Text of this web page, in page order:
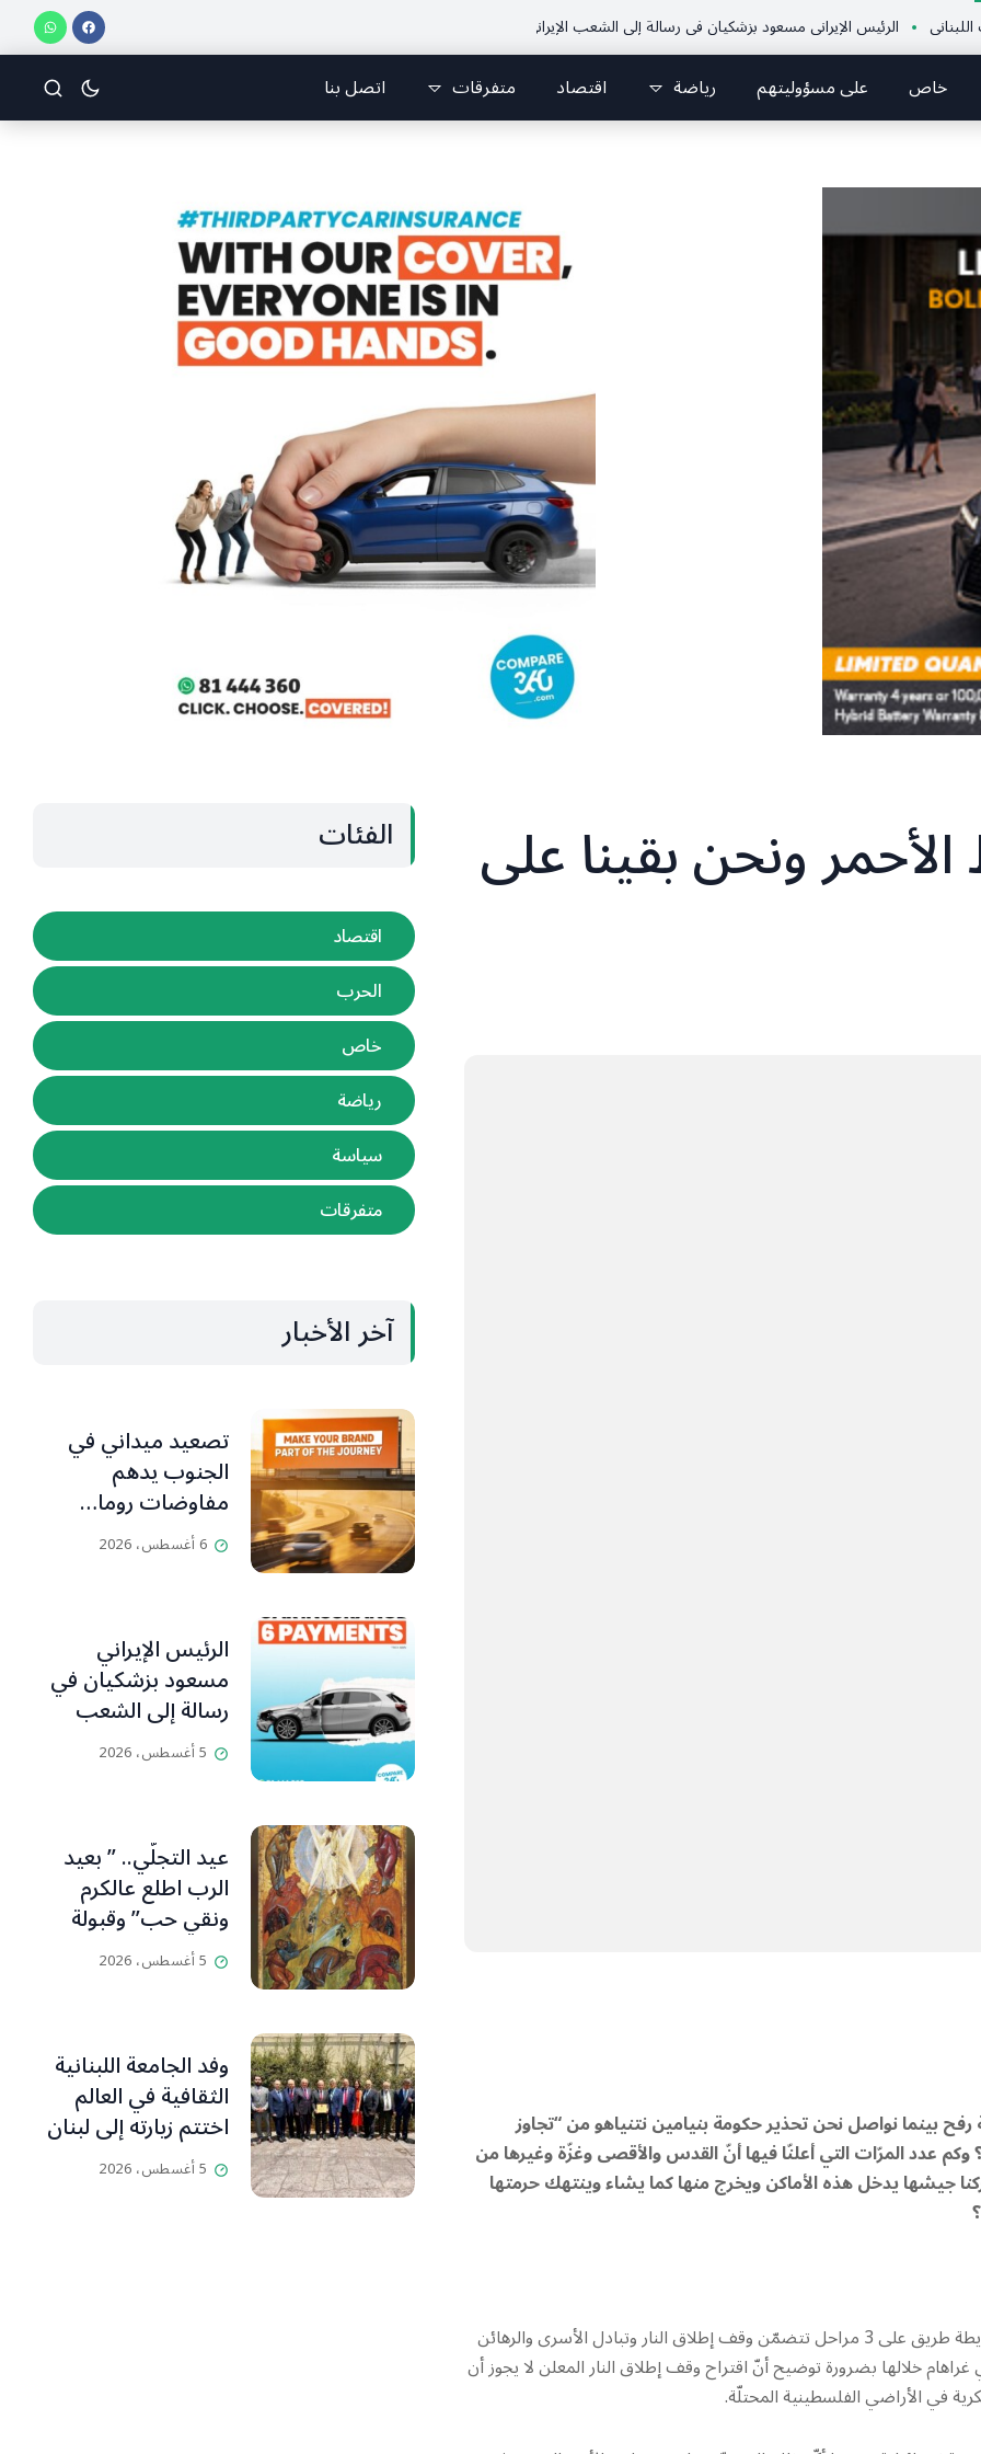
الرئيس الإيراني مسعود بزشكيان في رسالة إلى الشعب الإيراني:كل جهود العدو تتركز على إيجاد الفرقة والانقسام في إيران. عيد التجلّي.. ” بعيد الرب اطلع
خاص على مسؤوليتهم رياضة اقتصاد متفرقات اتصل بنا
ونحن بقينا على
بينما نواصل نحن تحذير حكومة بنيامين نتنياهو من “تجاوز
عدد المرّات التي أعلنّا فيها أنّ القدس والأقصى وغزّة وغيرها من
جيشها يدخل هذه الأماكن ويخرج منها كما يشاء وينتهك حرمتها
– كشف الرئيس الأميركي جو بايدن عن “مقترح إسرائيلي” يمثّل خريطة طريق على 3 مراحل تتضمّن وقف إطلاق النار وتبادل الأسرى والرهائن
خلالها بضرورة توضيح أنّ اقتراح وقف إطلاق النار المعلن لا يجوز أن
في الأراضي الفلسطينية المحتلّة.
الفئات
اقتصاد
الحرب
خاص
رياضة
سياسة
متفرقات
آخر الأخبار
تصعيد ميداني في
الجنوب يدهم
مفاوضات روما…
تقاطع الأهداف
التخريبية يحاصر
6 أغسطس، 2026
الرئيس الإيراني
مسعود بزشكيان في
رسالة إلى الشعب
الإيراني:كل جهود
العدو تتركز على إيجاد
5 أغسطس، 2026
عيد التجلّي.. ” بعيد
الرب اطلع عالكرم
ونقي حب” وقبولة
وفرقيع
5 أغسطس، 2026
وفد الجامعة اللبنانية
الثقافية في العالم
اختتم زيارته إلى لبنان
مؤكدا: إطلاق مسار
“لبنان… اليوم التالي”
5 أغسطس، 2026